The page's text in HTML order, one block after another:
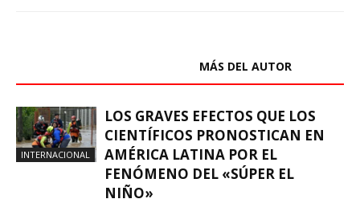
MÁS DEL AUTOR
INTERNACIONAL
LOS GRAVES EFECTOS QUE LOS
CIENTÍFICOS PRONOSTICAN EN
AMÉRICA LATINA POR EL
FENÓMENO DEL «SÚPER EL
NIÑO»